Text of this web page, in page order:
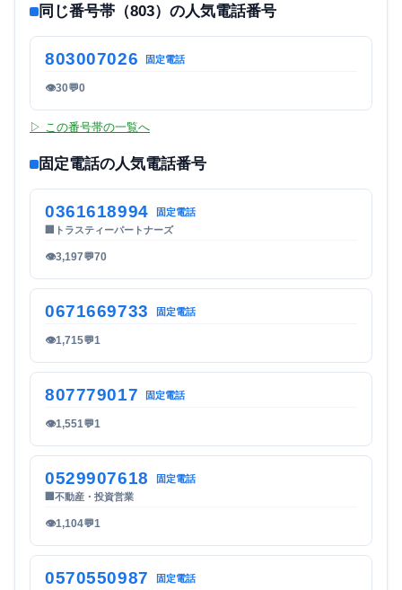
同じ番号帯（803）の人気電話番号
803007026 固定電話
👁30💬0
▷ この番号帯の一覧へ
固定電話の人気電話番号
0361618994
固定電話
トラスティーパートナーズ
👁3,197💬70
0671669733 固定電話
👁1,715💬1
807779017 固定電話
👁1,551💬1
0529907618
固定電話
不動産・投資営業
👁1,104💬1
0570550987
固定電話